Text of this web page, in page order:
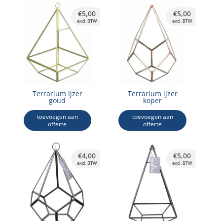
Terrarium ijzer
goud
toevoegen aan
offerte
€5,00
excl. BTW
Terrarium ijzer
koper
toevoegen aan
offerte
€5,00
excl. BTW
€4,00
excl. BTW
€5,00
excl. BTW